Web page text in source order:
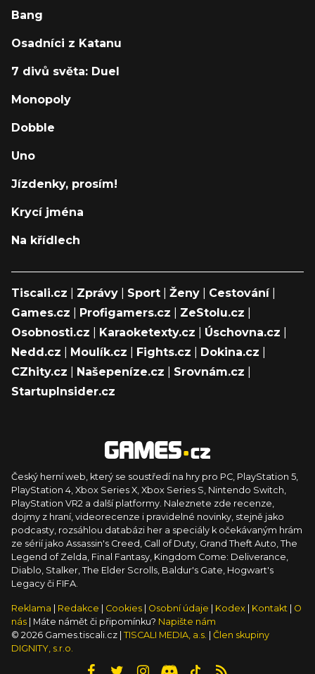
Bang
Osadníci z Katanu
7 divů světa: Duel
Monopoly
Dobble
Uno
Jízdenky, prosím!
Krycí jména
Na křídlech
Tiscali.cz Zprávy Sport Ženy Cestování|
Games.cz
Profigamers.cz ZeStolu.cz
Osobnosti.cz
Karaoketexty.cz Úschovna.cz
Nedd.cz
Moulík.cz Fights.cz Dokina.cz
CZhity.cz
Našepeníze.cz Srovnám.cz
StartupInsider.cz
Český herní web, který se soustředí na hry pro PC, PlayStation 5,
PlayStation 4, Xbox Series X, Xbox Series S, Nintendo Switch,
PlayStation VR2 a další platformy. Naleznete zde recenze,
dojmy z hraní, videorecenze i pravidelné novinky, stejně jako
podcasty, rozsáhlou databázi her a speciály k očekávaným hrám
ze sérií jako Assassin's Creed, Call of Duty, Grand Theft Auto, The
Legend of Zelda, Final Fantasy, Kingdom Come: Deliverance,
Diablo, Stalker, The Elder Scrolls, Baldur's Gate, Hogwart's
Legacy či FIFA.
Reklama Redakce Cookies Osobní údaje Kodex Kontakt
O
nás
| Máte námět či připomínku? Napište nám
© 2026 Games.tiscali.cz | TISCALI MEDIA, a.s.
Člen skupiny
DIGNITY, s.r.o.